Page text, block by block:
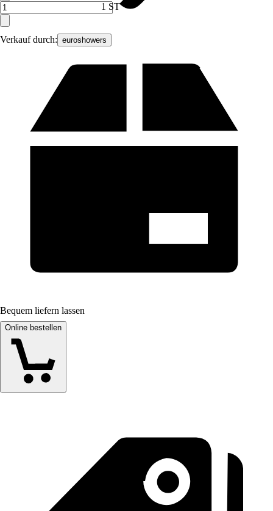
Verkauf durch: euroshowers
1 ST
Bequem liefern lassen
Online bestellen